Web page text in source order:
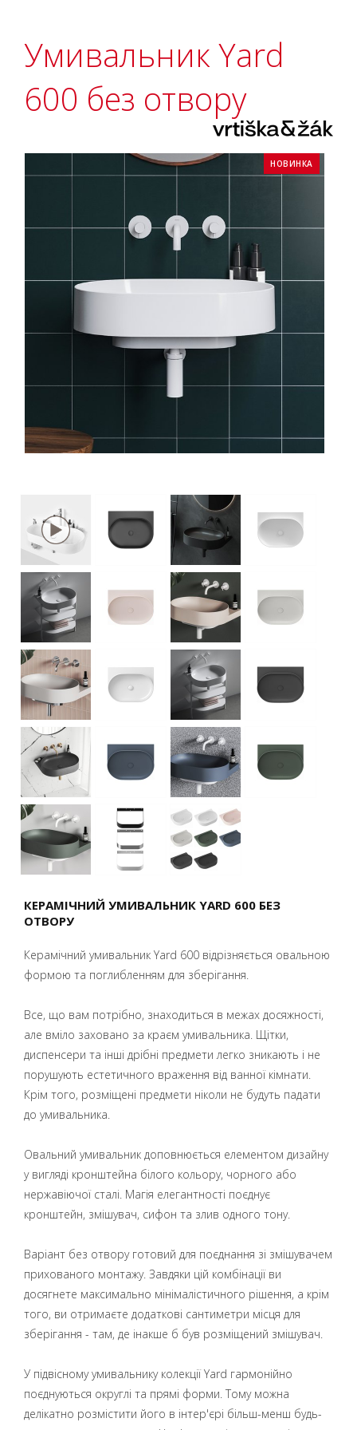
Умивальник Yard
600 без отвору
НОВИНКА
КЕРАМІЧНИЙ УМИВАЛЬНИК YARD 600 БЕЗ
ОТВОРУ
Керамічний умивальник Yard 600 відрізняється овальною
формою та поглибленням для зберігання.
Все, що вам потрібно, знаходиться в межах досяжності,
але вміло заховано за краєм умивальника. Щітки,
диспенсери та інші дрібні предмети легко зникають і не
порушують естетичного враження від ванної кімнати.
Крім того, розміщені предмети ніколи не будуть падати
до умивальника.
Овальний умивальник доповнюється елементом дизайну
у вигляді кронштейна білого кольору, чорного або
нержавіючої сталі. Магія елегантності поєднує
кронштейн, змішувач, сифон та злив одного тону.
Варіант без отвору готовий для поєднання зі змішувачем
прихованого монтажу. Завдяки цій комбінації ви
досягнете максимально мінімалістичного рішення, а крім
того, ви отримаєте додаткові сантиметри місця для
зберігання - там, де інакше б був розміщений змішувач.
У підвісному умивальнику колекції Yard гармонійно
поєднуються округлі та прямі форми. Тому можна
делікатно розмістити його в інтер'єрі більш-менш будь-